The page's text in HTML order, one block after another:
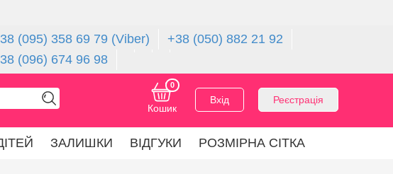
(095) 358 69 79 (Viber)
+38 (050) 882 21 92
(096) 674 96 98
Реєстрація
Вхід
Кошик
0
ЗАЛИШКИ ВІДГУКИ РОЗМІРНА СІТКА